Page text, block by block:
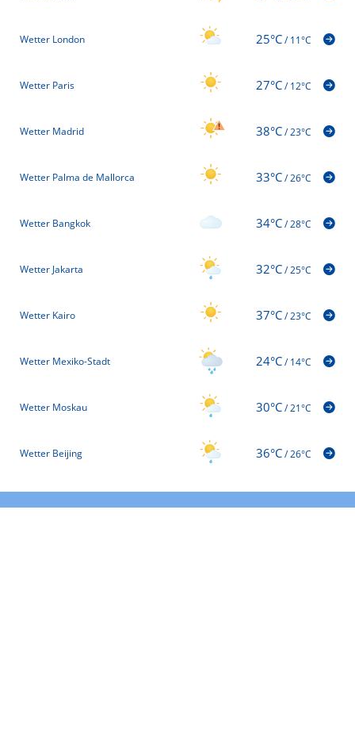
Wetter London 25°C/11°C
Wetter Paris 27°C/12°C
Wetter Madrid 38°C/23°C
Wetter Palma de Mallorca 33°C/26°C
Wetter Bangkok 34°C/28°C
Wetter Jakarta 32°C/25°C
Wetter Kairo 37°C/23°C
Wetter Mexiko-Stadt 24°C/14°C
Wetter Moskau 30°C/21°C
Wetter Beijing 36°C/26°C